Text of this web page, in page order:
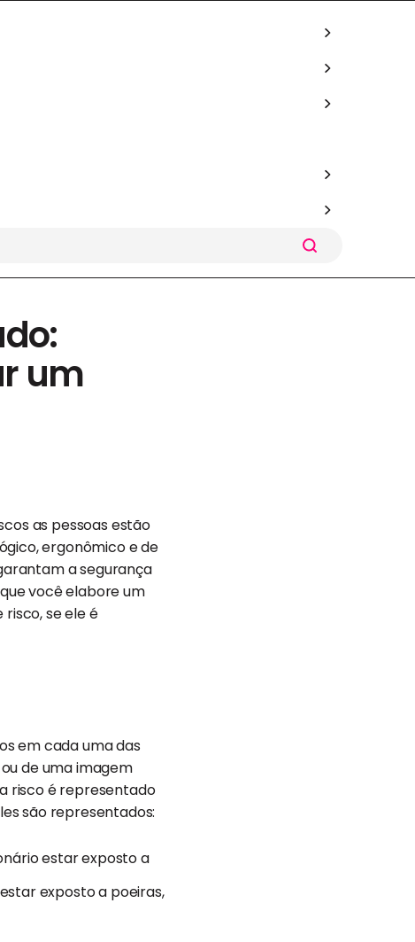
um
as pessoas estão
ergonômico e de
a segurança
você elabore um
se ele é
em cada uma das
de uma imagem
risco é representado
são representados:
estar exposto a
exposto a poeiras,